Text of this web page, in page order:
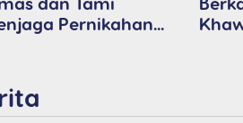
Pernikahan...